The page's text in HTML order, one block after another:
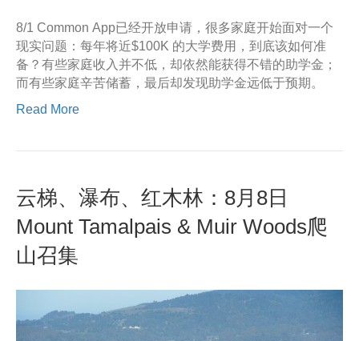
8/1 Common App已经开放申请，很多家庭开始面对一个
现实问题：每年将近$100K 的大学费用，到底该如何准
备？有些家庭收入并不低，却依然能获得不错的助学金；
而有些家庭辛苦储蓄，最后却发现助学金远低于预期。
Read More
云梯、瀑布、红木林：8月8日
Mount Tamalpais & Muir Woods爬
山召集